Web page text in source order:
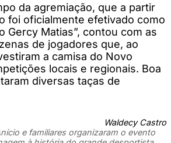
da agremiação, que a partir
foi oficialmente efetivado como
Gercy Matias”, contou com as
de jogadores que, ao
a camisa do Novo
locais e regionais. Boa
diversas taças de
Waldecy Castro
e familiares organizaram o evento